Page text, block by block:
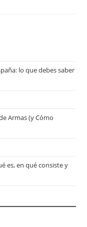
lo que debes saber
Armas (y Cómo
es, en qué consiste y